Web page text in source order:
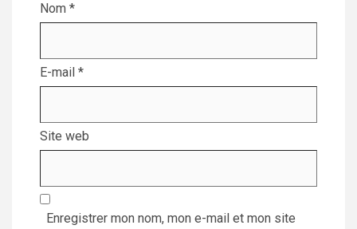
Nom *
E-mail *
Site web
Enregistrer mon nom, mon e-mail et mon site